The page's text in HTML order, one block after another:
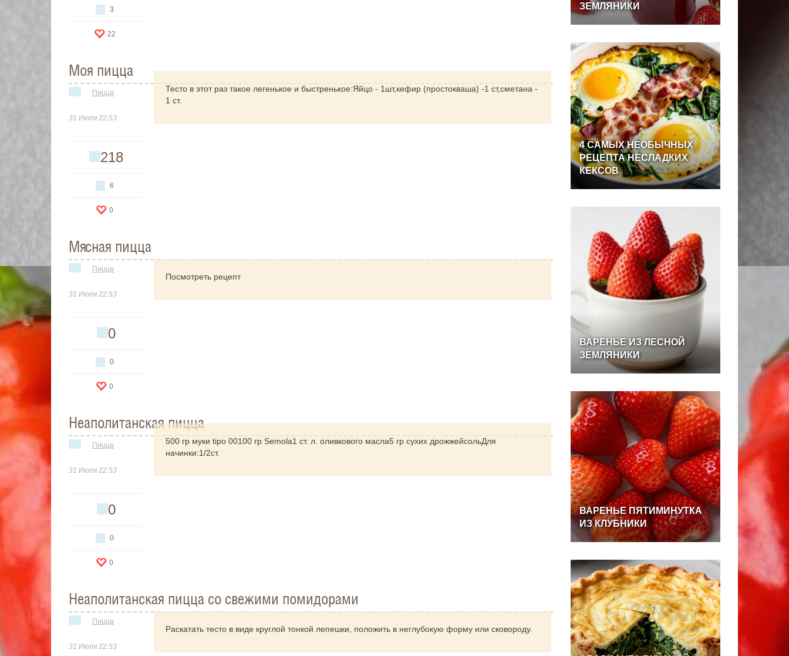
3
22
Моя пицца
Пицца
31 Июля 22:53
218
6
0
Тесто в этот раз такое легенькое и быстренькое:Яйцо - 1шт,кефир (простокваша) -1 ст,сметана -
1 ст.
Мясная пицца
Пицца
31 Июля 22:53
0
0
0
Посмотреть рецепт
Неаполитанская пицца
Пицца
31 Июля 22:53
0
0
0
500 гр муки tipo 00100 гр Semola1 ст. л. оливкового масла5 гр сухих дрожжейсольДля
начинки:1/2ст.
Неаполитанская пицца со свежими помидорами
Пицца
31 Июля 22:53
Раскатать тесто в виде круглой тонкой лепешки, положить в неглубокую форму или сковороду.
ЗЕМЛЯНИКИ
4САМЫХНЕОБЫЧНЫХ
РЕЦЕПТАНЕСЛАДКИХ
КЕКСОВ
ВАРЕНЬЕ ИЗЛЕСНОЙ
ЗЕМЛЯНИКИ
ВАРЕНЬЕПЯТИМИНУТКА
ИЗКЛУБНИКИ